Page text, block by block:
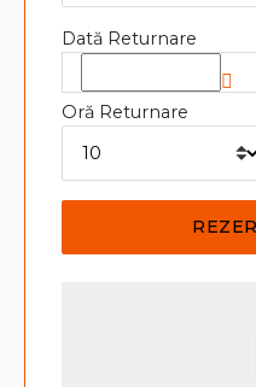
Dată Returnare
Oră Returnare